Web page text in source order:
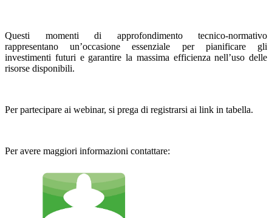
Questi momenti di approfondimento tecnico-normativo
rappresentano un’occasione essenziale per pianificare gli
investimenti futuri e garantire la massima efficienza nell’uso delle
risorse disponibili.
Per partecipare ai webinar, si prega di registrarsi ai link in tabella.
Per avere maggiori informazioni contattare: